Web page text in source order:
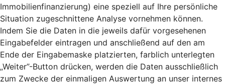
Immobilienfinanzierung) eine speziell auf Ihre persönliche
Situation zugeschnittene Analyse vornehmen können.
Indem Sie die Daten in die jeweils dafür vorgesehenen
Eingabefelder eintragen und anschließend auf den am
Ende der Eingabemaske platzierten, farblich unterlegten
„Weiter”-Button drücken, werden die Daten ausschließlich
zum Zwecke der einmaligen Auswertung an unser internes